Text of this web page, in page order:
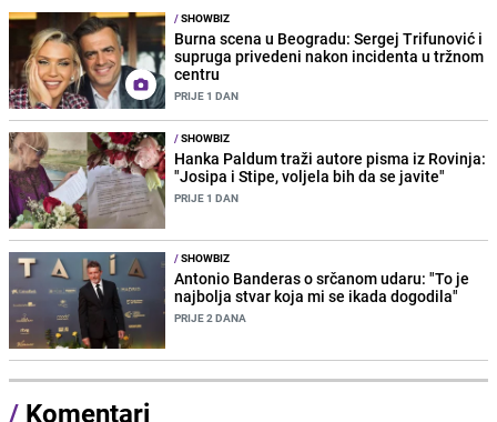
/SHOWBIZ
Burna scena u Beogradu: Sergej Trifunović i
supruga privedeni nakon incidenta u tržnom
centru
PRIJE 1 DAN
/SHOWBIZ
Hanka Paldum traži autore pisma iz Rovinja:
"Josipa i Stipe, voljela bih da se javite"
PRIJE 1 DAN
/SHOWBIZ
Antonio Banderas o srčanom udaru: "To je
najbolja stvar koja mi se ikada dogodila"
PRIJE 2 DANA
/ Komentari